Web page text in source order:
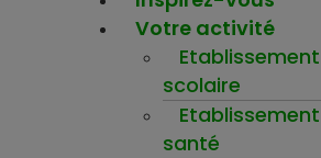
Votre activité
Etablissement
scolaire
santé